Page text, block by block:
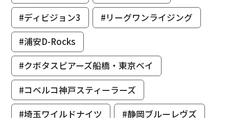
#ディビジョン3
#リーグワンライジング
#浦安D-Rocks
#クボタスピアーズ船橋・東京ベイ
#コベルコ神戸スティーラーズ
#埼玉ワイルドナイツ
#静岡ブルーレヴズ